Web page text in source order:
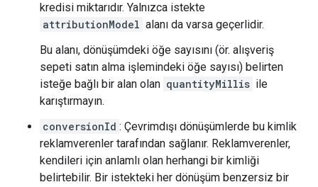
kredisi miktarıdır. Yalnızca istekte
attributionModel alanı da varsa geçerlidir.
Bu alanı, dönüşümdeki öğe sayısını (ör. alışveriş
sepeti satın alma işlemindeki öğe sayısı) belirten
isteğe bağlı bir alan olan quantityMillis ile
karıştırmayın.
conversionId : Çevrimdışı dönüşümlerde bu kimlik
reklamverenler tarafından sağlanır. Reklamverenler,
kendileri için anlamlı olan herhangi bir kimliği
belirtebilir. Bir istekteki her dönüşüm benzersiz bir